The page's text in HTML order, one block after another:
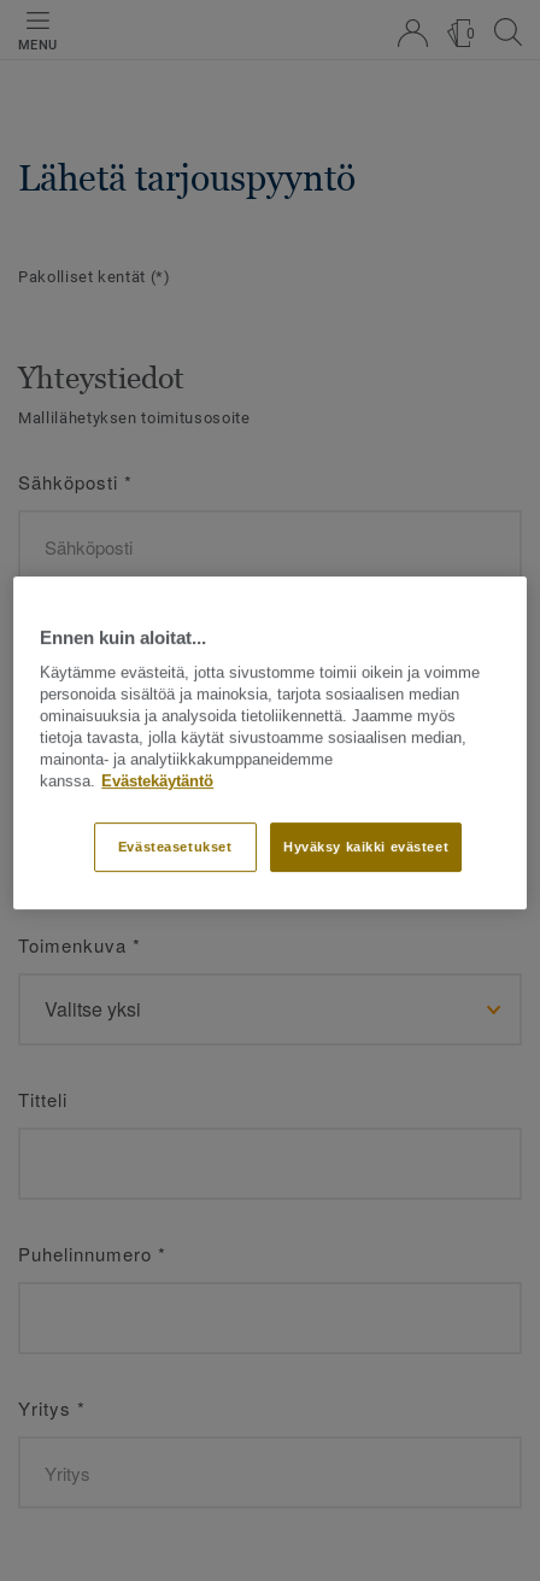
MENU
0
Lähetä tarjouspyyntö
Pakolliset kentät (*)
Yhteystiedot
Mallilähetyksen toimitusosoite
Sähköposti *
Etunimi*
Sukunimi*
Toimenkuva *
Titteli
Puhelinnumero *
Yritys *
Ennen kuin aloitat...
Käytämme evästeitä, jotta sivustomme toimii oikein ja voimme
personoida sisältöä ja mainoksia, tarjota sosiaalisen median
ominaisuuksia ja analysoida tietoliikennettä. Jaamme myös
tietoja tavasta, jolla käytät sivustoamme sosiaalisen median,
mainonta- ja analytiikkakumppaneidemme
kanssa.
Evästekäytäntö
Hyväksy kaikki evästeet
Evästeasetukset